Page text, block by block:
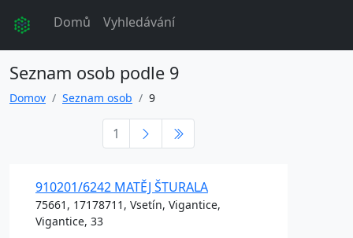
Domů Vyhledávání
Seznam osob podle 9
Domov Seznam osob 9
1
910201/6242 MATĚJ ŠTURALA
75661, 17178711, Vsetín, Vigantice,
Vigantice, 33